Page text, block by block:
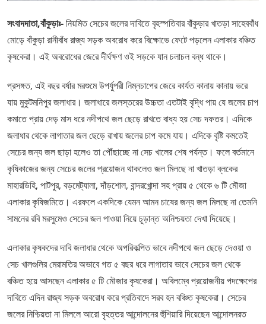
সংবাদদাতা,বাঁকুড়াঃ-নিয়মিত সেচের জলের দাবিতে বৃহস্পতিবার বাঁকুড়ার খাতড়া সাহেববাঁধ
মোড়ে বাঁকুড়া রানীবাঁধ রাজ্য সড়ক অবরোধ করে বিক্ষোভে ফেটে পড়লেন এলাকার বঞ্চিত
কৃষকেরা। এই অবরোধের জেরে দীর্ঘক্ষণ ওই সড়কে যান চলাচল বন্ধ থাকে।
প্রসঙ্গত, এই বছর বর্ষার মরশুমে উপর্যুপরী নিম্নচাপের জেরে কার্যত কানায় কানায় ভরে
যায় মুকুটমনিপুর জলাধার। জলাধারে জলস্তরের উচ্চতা এতটাই বৃদ্ধি পায় যে জলের চাপ
কমাতে প্রায় দেড় মাস ধরে নদীপথে জল ছেড়ে রাখতে বাধ্য হয় সেচ দফতর। এদিকে
জলাধার থেকে লাগাতার জল ছেড়ে রাখায় জলের চাপ কমে যায়। এদিকে বৃষ্টি কমতেই
সেচের জন্য জল ছাড়া হলেও তা পৌঁছাচ্ছে না সেচ খালের শেষ পর্যন্ত। ফলে বর্তমানে
কৃষিকাজের জন্য সেচের জলের প্রয়োজন থাকলেও জল মিলছে না খাতড়া ব্লকের
মাহারডিহি, পাটপুর, বড়মেট্যালা, দাঁড়শোল, বান্দরখোন্দা সহ প্রায় ৫ থেকে ৬ টি মৌজা
এলাকার কৃষিজমিতে। এরফলে একদিকে যেমন আমন চাষের জন্য জল মিলছে না তেমনি
সামনের রবি মরসুমেও সেচের জল পাওয়া নিয়ে চূড়ান্ত অনিশ্চয়তা দেখা দিয়েছে।
এলাকার কৃষকদের দাবি জলাধার থেকে অপরিকল্পিত ভাবে নদীপথে জল ছেড়ে দেওয়া ও
সেচ খালগুলির মেরামতির অভাবে গত ৫ বছর ধরে লাগাতার ভাবে সেচের জল থেকে
বঞ্চিত হয়ে আসছেন এলাকার ৫ টি মৌজার কৃষকেরা। অবিলম্বে প্রয়োজনীয় পদক্ষেপের
দাবিতে এদিন রাজ্য সড়ক অবরোধ করে প্রতিবাদে সরব হন বঞ্চিত কৃষকেরা। সেচের
জলের নিশ্চিয়তা না মিললে আরো বৃহত্তর আন্দোলনের হুঁশিয়ারি দিয়েছেন আন্দোলনরত